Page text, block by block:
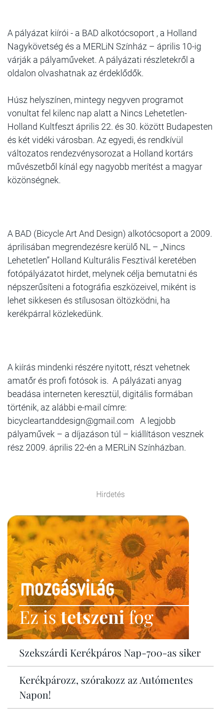
A pályázat kiírói - a BAD alkotócsoport , a Holland
Nagykövetség és a MERLiN Színház – április 10-ig
várják a pályaműveket. A pályázati részletekről a
oldalon olvashatnak az érdeklődők.
Húsz helyszínen, mintegy negyven programot
vonultat fel kilenc nap alatt a Nincs Lehetetlen-
Holland Kultfeszt április 22. és 30. között Budapesten
és két vidéki városban. Az egyedi, és rendkívül
változatos rendezvénysorozat a Holland kortárs
művészetből kínál egy nagyobb merítést a magyar
közönségnek.
A BAD (Bicycle Art And Design) alkotócsoport a 2009.
áprilisában megrendezésre kerülő NL – „Nincs
Lehetetlen” Holland Kulturális Fesztivál keretében
fotópályázatot hirdet, melynek célja bemutatni és
népszerűsíteni a fotográfia eszközeivel, miként is
lehet sikkesen és stílusosan öltözködni, ha
kerékpárral közlekedünk.
A kiírás mindenki részére nyitott, részt vehetnek
amatőr és profi fotósok is. A pályázati anyag
beadása interneten keresztül, digitális formában
történik, az alábbi e-mail címre:
bicycleartanddesign@gmail.com A legjobb
pályaművek – a díjazáson túl – kiállításon vesznek
rész 2009. április 22-én a MERLiN Színházban.
Hirdetés
Ez istetszenifog
Szekszárdi Kerékpáros Nap-700-as siker
Kerékpározz, szórakozz az Autómentes
Napon!